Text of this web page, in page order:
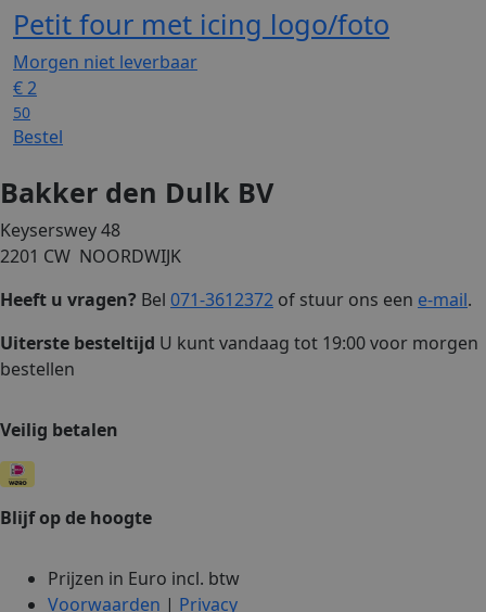
Petit four met icing logo/foto
Morgen niet leverbaar
€2
50
Bestel
Bakker den Dulk BV
Keyserswey 48
2201 CW NOORDWIJK
Heeft u vragen? Bel 071-3612372 of stuur ons een e-mail.
Uiterste besteltijd U kunt vandaag tot 19:00 voor morgen
bestellen
Veilig betalen
Blijf op de hoogte
Prijzen in Euro incl. btw
Voorwaarden | Privacy